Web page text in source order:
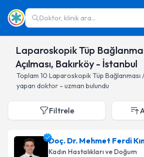
Doktor, klinik ara...
Laparoskopik Tüp
Açılması, Bakırköy - İstanbul
Toplam 10 Laparoskopik Tüp Bağlanması /
yapan doktor - uzman bulundu
Filtrele
Doç. Dr. Mehmet Ferdi
Kadın Hastalıkları ve Doğum